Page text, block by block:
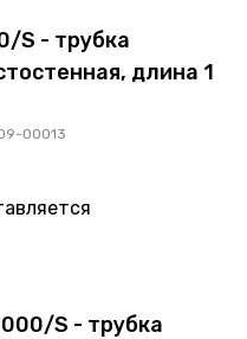
S - трубка
длина 1
00013
S - трубка